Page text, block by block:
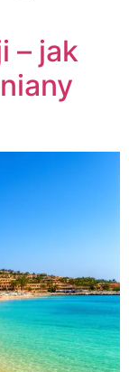
– jak